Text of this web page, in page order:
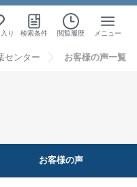
り 検索条件 閲覧履歴 メニュー
センター お客様の声一覧
お客様の声